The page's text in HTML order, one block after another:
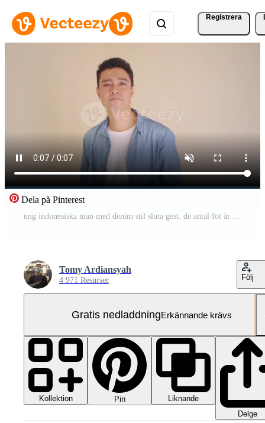
Registrera
Dela på Pinterest
ung indonesiska man med denim stil sluta gest. de antal fot är lämplig till använda sig av för man uttryck och livsstil innehåll media. Gratis Video
Tomy Ardiansyah
4 971 Resurser Följ
Gratis nedladdningErkännande krävs
Kollektion Pin
Liknande
Delge